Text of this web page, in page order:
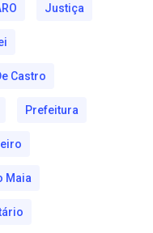
Justiça
Castro
Prefeitura
Maia